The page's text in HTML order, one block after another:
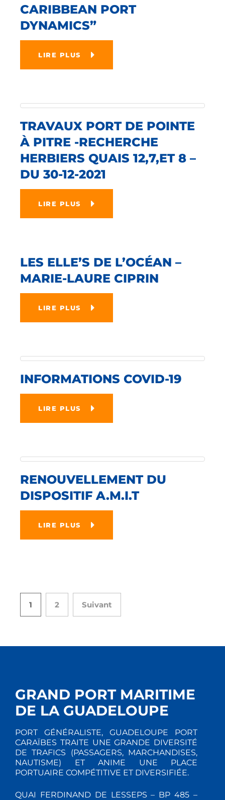
CARIBBEAN PORT
DYNAMICS”
LIRE PLUS
TRAVAUX PORT DE POINTE
À PITRE -RECHERCHE
HERBIERS QUAIS 12,7,ET 8 –
DU 30-12-2021
LIRE PLUS
LES ELLE’S DE L’OCÉAN –
MARIE-LAURE CIPRIN
LIRE PLUS
INFORMATIONS COVID-19
LIRE PLUS
RENOUVELLEMENT DU
DISPOSITIF A.M.I.T
LIRE PLUS
1 2 Suivant
GRAND PORT MARITIME
DE LA GUADELOUPE
PORT GÉNÉRALISTE, GUADELOUPE PORT
CARAÏBES TRAITE UNE GRANDE DIVERSITÉ
DE TRAFICS (PASSAGERS, MARCHANDISES,
NAUTISME) ET ANIME UNE PLACE
PORTUAIRE COMPÉTITIVE ET DIVERSIFIÉE.
QUAI FERDINAND DE LESSEPS – BP 485 –